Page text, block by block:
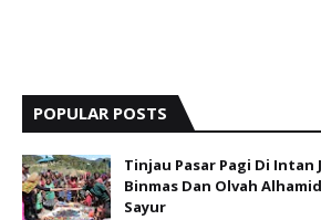
POPULAR POSTS
Tinjau Pasar Pagi Di Intan
Binmas Dan Olvah
Sayur